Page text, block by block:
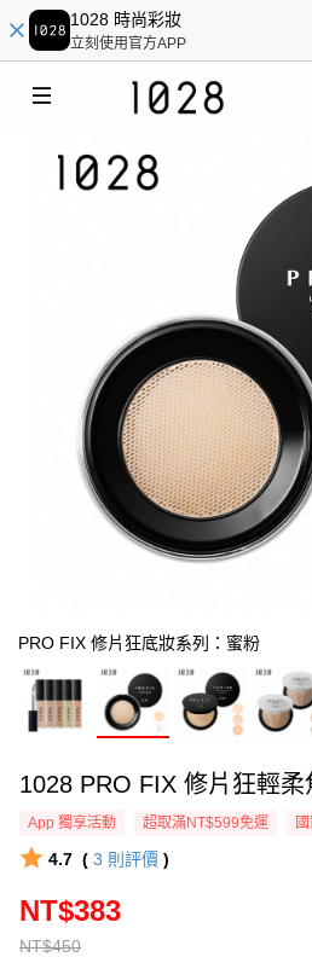
1028 時尚彩妝
立刻使用官方APP
PRO FIX 修片狂底妝系列：蜜粉
1028 PRO FIX 修片狂輕
App 獨享活動 超取滿NT$599免運
4.7 ( 3 則評價 )
NT$450
NT$383